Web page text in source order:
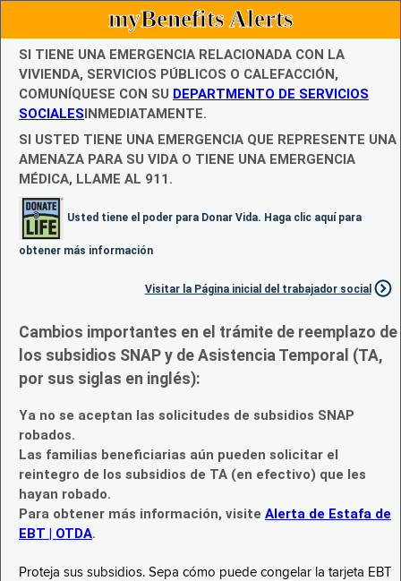
myBenefits Alerts
SI TIENE UNA EMERGENCIA RELACIONADA CON LA
VIVIENDA, SERVICIOS PÚBLICOS O CALEFACCIÓN,
COMUNÍQUESE CON SU DEPARTMENTO DE SERVICIOS
SOCIALESINMEDIATAMENTE.
SI USTED TIENE UNA EMERGENCIA QUE REPRESENTE UNA
AMENAZA PARA SU VIDA O TIENE UNA EMERGENCIA
MÉDICA, LLAME AL 911.
Usted tiene el poder para Donar Vida. Haga clic aquí para
obtener más información
Visitar la Página inicial del trabajador social
Cambios importantes en el trámite de reemplazo de
los subsidios SNAP y de Asistencia Temporal (TA,
por sus siglas en inglés):
Ya no se aceptan las solicitudes de subsidios SNAP
robados.
Las familias beneficiarias aún pueden solicitar el
reintegro de los subsidios de TA (en efectivo) que les
hayan robado.
Para obtener más información, visite Alerta de Estafa de
EBT | OTDA.
Proteja sus subsidios. Sepa cómo puede congelar la tarjeta EBT